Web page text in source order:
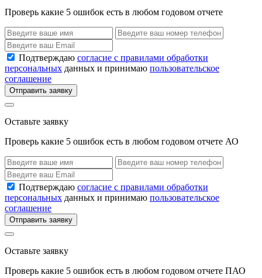
Проверь какие 5 ошибок есть в любом годовом отчете
Подтверждаю согласие с правилами обработки
персональных данных и принимаю пользовательское
соглашение
Отправить заявку
Оставьте заявку
Проверь какие 5 ошибок есть в любом годовом отчете АО
Подтверждаю согласие с правилами обработки
персональных данных и принимаю пользовательское
соглашение
Отправить заявку
Оставьте заявку
Проверь какие 5 ошибок есть в любом годовом отчете ПАО